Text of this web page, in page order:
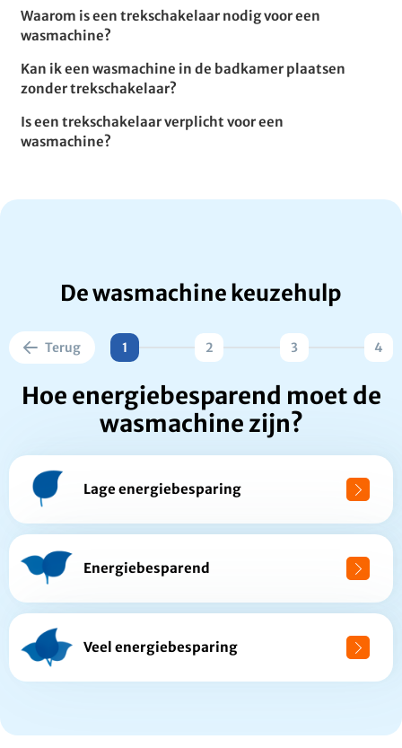
Waarom is een trekschakelaar nodig voor een
wasmachine?
Kan ik een wasmachine in de badkamer plaatsen
zonder trekschakelaar?
Is een trekschakelaar verplicht voor een
wasmachine?
De wasmachine keuzehulp
Terug 1 2 3 4
Hoe energiebesparend moet de
wasmachine zijn?
Lage energiebesparing
Energiebesparend
Veel energiebesparing